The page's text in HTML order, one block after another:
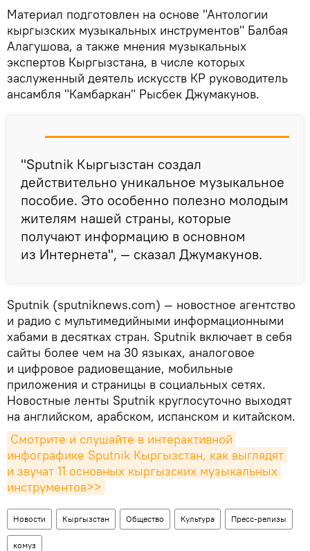
Материал подготовлен на основе "Антологии
кыргызских музыкальных инструментов" Балбая
Алагушова, а также мнения музыкальных
экспертов Кыргызстана, в числе которых
заслуженный деятель искусств КР руководитель
ансамбля "Камбаркан" Рысбек Джумакунов.
"Sputnik Кыргызстан создал
действительно уникальное музыкальное
пособие. Это особенно полезно молодым
жителям нашей страны, которые
получают информацию в основном
из Интернета", — сказал Джумакунов.
Sputnik (sputniknews.com) — новостное агентство
и радио с мультимедийными информационными
хабами в десятках стран. Sputnik включает в себя
сайты более чем на 30 языках, аналоговое
и цифровое радиовещание, мобильные
приложения и страницы в социальных сетях.
Новостные ленты Sputnik круглосуточно выходят
на английском, арабском, испанском и китайском.
Смотрите и слушайте в интерактивной
инфографике Sputnik Кыргызстан, как выглядят
и звучат 11 основных кыргызских музыкальных
инструментов>>
Новости Кыргызстан Общество Культура Пресс-релизы
комуз